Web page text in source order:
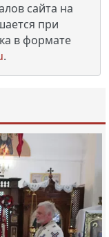
сайта на
при
в формате
.